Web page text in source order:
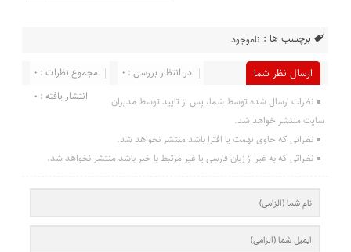
برچسب ها : ناموجود
ارسال نظر شما مجموع نظرات : 0
در انتظار بررسی : 0
انتشار یافته : 0
نظرات ارسال شده توسط شما، پس از تایید توسط مدیران
سایت منتشر خواهد شد.
نظراتی که حاوی تهمت یا افترا باشد منتشر نخواهد شد.
نظراتی که به غیر از زبان فارسی یا غیر مرتبط با خبر باشد منتشر نخواهد شد.